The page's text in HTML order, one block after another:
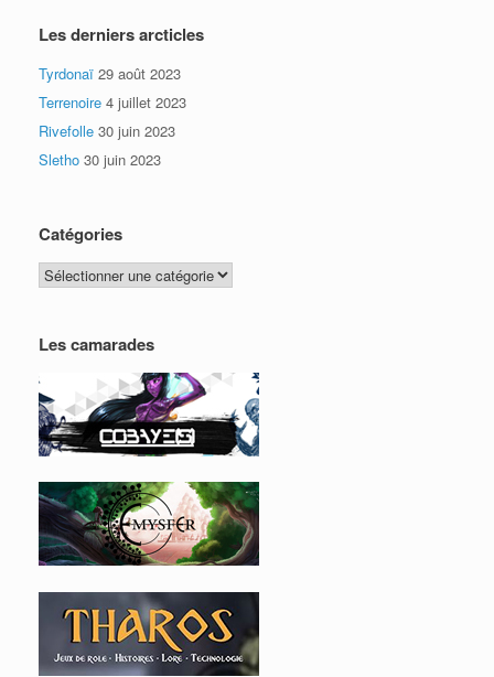
Les derniers arcticles
Tyrdonaï 29 août 2023
Terrenoire 4 juillet 2023
Rivefolle 30 juin 2023
Sletho 30 juin 2023
Catégories
Catégories
Les camarades